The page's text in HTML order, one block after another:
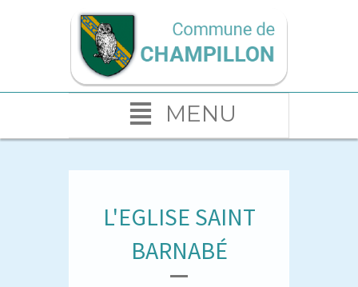
MENU
L'EGLISE SAINT
BARNABÉ